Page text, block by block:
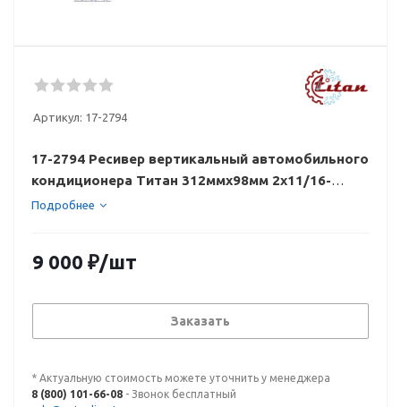
Артикул: 17-2794
17-2794 Ресивер вертикальный автомобильного
кондиционера Титан 312ммх98мм 2х11/16-
16UNF ORFS аналог 65-60056-00
Подробнее
9 000 ₽/шт
Заказать
* Актуальную стоимость можете уточнить у менеджера
8 (800) 101-66-08 - Звонок бесплатный